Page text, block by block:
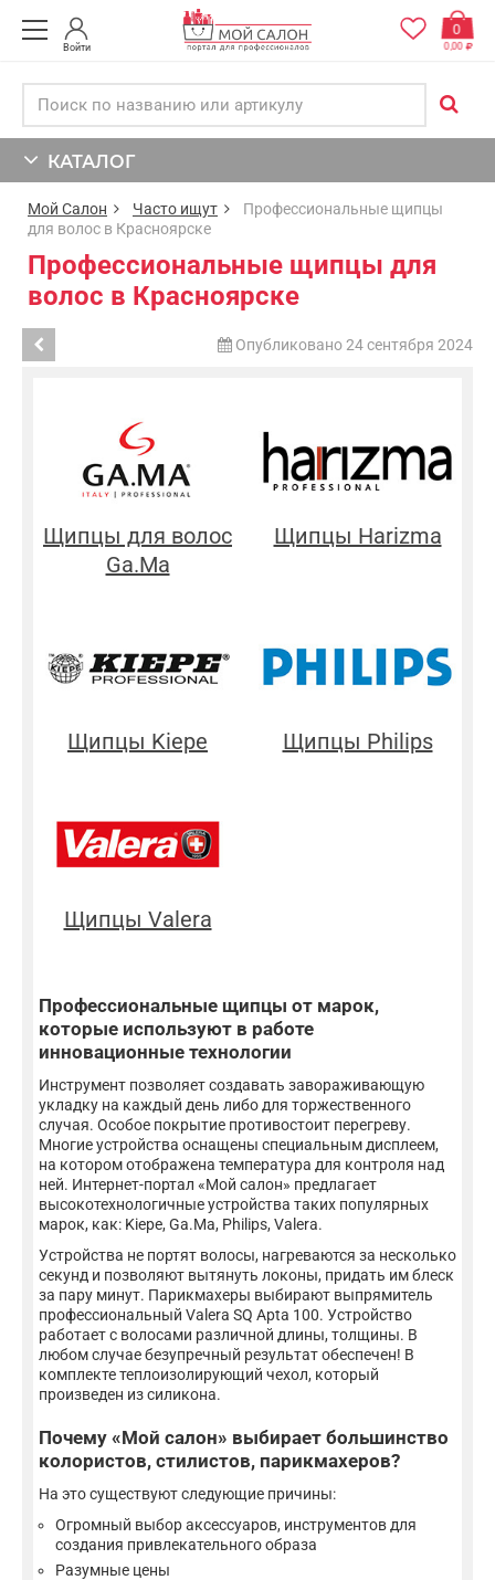
Войти
0
0,00
КАТАЛОГ
Мой Салон Часто ищут
Профессиональные щипцы
для волос в Красноярске
Профессиональные щипцы для
волос в Красноярске
Опубликовано 24 сентября 2024
Щипцы для волос
Ga.Ma
Щипцы Harizma
Щипцы Kiepe Щипцы Philips
Щипцы Valera
Профессиональные щипцы от марок,
которые используют в работе
инновационные технологии
Инструмент позволяет создавать завораживающую
укладку на каждый день либо для торжественного
случая. Особое покрытие противостоит перегреву.
Многие устройства оснащены специальным дисплеем,
на котором отображена температура для контроля над
ней. Интернет-портал «Мой салон» предлагает
высокотехнологичные устройства таких популярных
марок, как: Kiepe, Ga.Ma, Philips, Valera.
Устройства не портят волосы, нагреваются за несколько
секунд и позволяют вытянуть локоны, придать им блеск
за пару минут. Парикмахеры выбирают выпрямитель
профессиональный Valera SQ Apta 100. Устройство
работает с волосами различной длины, толщины. В
любом случае безупречный результат обеспечен! В
комплекте теплоизолирующий чехол, который
произведен из силикона.
Почему «Мой салон» выбирает большинство
колористов, стилистов, парикмахеров?
На это существуют следующие причины:
Огромный выбор аксессуаров, инструментов для
создания привлекательного образа
Разумные цены